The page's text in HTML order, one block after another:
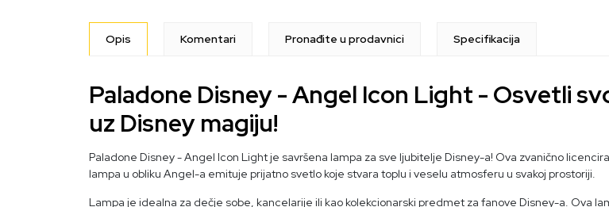
Opis Komentari Pronađite u prodavnici Specifikacija
Paladone Disney - Angel Icon Light - Osvetli
uz Disney magiju!
Paladone Disney - Angel Icon Light je savršena lampa za sve ljubitelje Disney-a! Ova zvanično
lampa u obliku Angel-a emituje prijatno svetlo koje stvara toplu i veselu atmosferu u svakoj prostoriji.
Lampa je idealna za dečje sobe, kancelarije ili kao kolekcionarski predmet za fanove Disney-a. Ova